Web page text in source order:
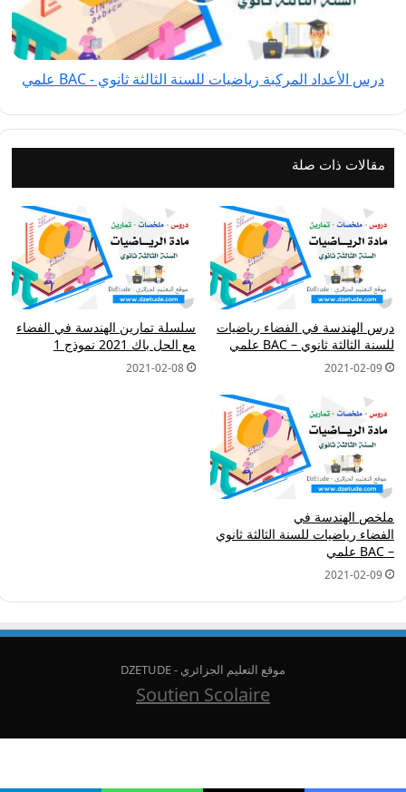
علمي
درس الأعداد المركبة رياضيات للسنة الثالثة ثانوي - BAC علمي
مقالات ذات صلة
درس الهندسة في الفضاء رياضيات
للسنة الثالثة ثانوي – BAC علمي
2021-02-09
سلسلة تمارين الهندسة في الفضاء
مع الحل باك 2021 نموذج 1
2021-02-08
ملخص الهندسة في
الفضاء رياضيات للسنة الثالثة ثانوي
– BAC علمي
2021-02-09
موقع التعليم الجزائري - DZETUDE
Soutien Scolaire